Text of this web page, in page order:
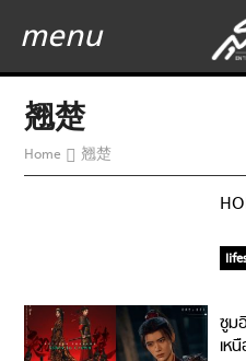
menu
翘楚
Home 翘楚
ซูม
เห